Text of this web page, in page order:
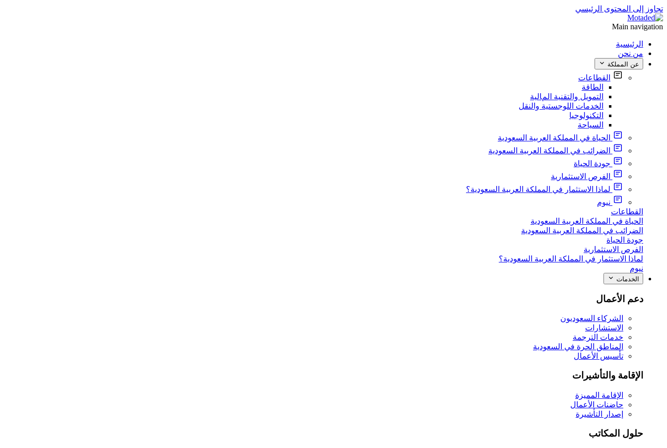
تجاوز إلى المحتوى الرئيسي
Main navigation
الرئيسية
من نحن
عن المملكة
القطاعات
الطاقة
التمويل والتقنية المالية
الخدمات اللوجستية والنقل
التكنولوجيا
السياحة
الحياة في المملكة العربية السعودية
الضرائب في المملكة العربية السعودية
جودة الحياة
الفرص الاستثمارية
لماذا الاستثمار في المملكة العربية السعودية؟
نيوم
القطاعات
الحياة في المملكة العربية السعودية
الضرائب في المملكة العربية السعودية
جودة الحياة
الفرص الاستثمارية
لماذا الاستثمار في المملكة العربية السعودية؟
نيوم
الخدمات
دعم الأعمال
الشركاء السعوديون
الاستشارات
خدمات الترجمة
المناطق الحرة في السعودية
تأسيس الأعمال
الإقامة والتأشيرات
الإقامة المميزة
حاضنات الأعمال
إصدار التأشيرة
حلول المكاتب